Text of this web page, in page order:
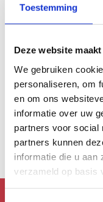
Toestemming
Deze website
We gebruiken
personaliseren, om
en om ons
informatie over uw
partners voor social
partners kunnen
informatie die u aan
verzameld op basis
even een 'hickup'.
Anders kan je
Ofbekijk de
Of lees een
Anders kan je